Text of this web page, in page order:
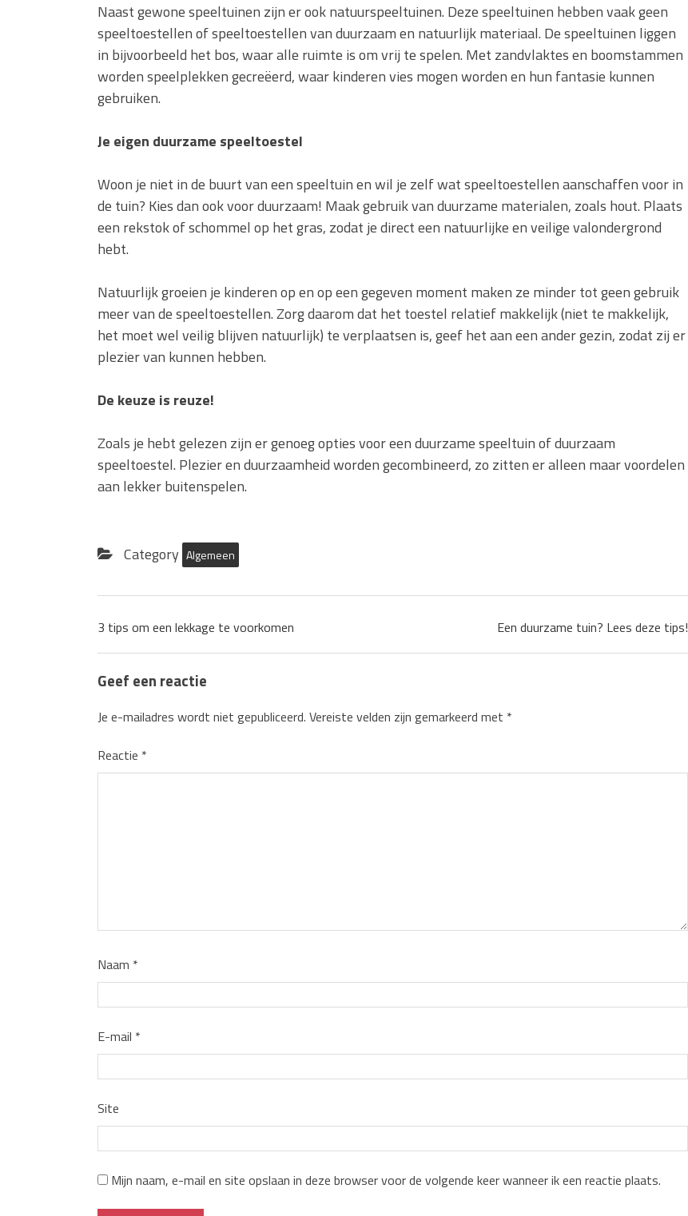
Naast gewone speeltuinen zijn er ook natuurspeeltuinen. Deze speeltuinen hebben vaak geen
speeltoestellen of speeltoestellen van duurzaam en natuurlijk materiaal. De speeltuinen liggen
in bijvoorbeeld het bos, waar alle ruimte is om vrij te spelen. Met zandvlaktes en boomstammen
worden speelplekken gecreëerd, waar kinderen vies mogen worden en hun fantasie kunnen
gebruiken.
Je eigen duurzame speeltoestel
Woon je niet in de buurt van een speeltuin en wil je zelf wat speeltoestellen aanschaffen voor in
de tuin? Kies dan ook voor duurzaam! Maak gebruik van duurzame materialen, zoals hout. Plaats
een rekstok of schommel op het gras, zodat je direct een natuurlijke en veilige valondergrond
hebt.
Natuurlijk groeien je kinderen op en op een gegeven moment maken ze minder tot geen gebruik
meer van de speeltoestellen. Zorg daarom dat het toestel relatief makkelijk (niet te makkelijk,
het moet wel veilig blijven natuurlijk) te verplaatsen is, geef het aan een ander gezin, zodat zij er
plezier van kunnen hebben.
De keuze is reuze!
Zoals je hebt gelezen zijn er genoeg opties voor een duurzame speeltuin of duurzaam
speeltoestel. Plezier en duurzaamheid worden gecombineerd, zo zitten er alleen maar voordelen
aan lekker buitenspelen.
Category Algemeen
3 tips om een lekkage te voorkomen Een duurzame tuin? Lees deze tips!
Geef een reactie
Je e-mailadres wordt niet gepubliceerd. Vereiste velden zijn gemarkeerd met *
Reactie *
Naam *
E-mail *
Site
Mijn naam, e-mail en site opslaan in deze browser voor de volgende keer wanneer ik een reactie plaats.